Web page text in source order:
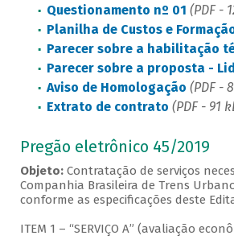
Questionamento nº 01 (PDF -
Planilha de Custos e
Parecer sobre a habilitação
Parecer sobre a proposta -
Aviso de Homologação (PDF -
Extrato de contrato (PDF - 91
Pregão eletrônico 45/2019
Objeto: Contratação de serviços
Companhia Brasileira de Trens
conforme as especificações deste
ITEM 1 – “SERVIÇO A” (avaliação